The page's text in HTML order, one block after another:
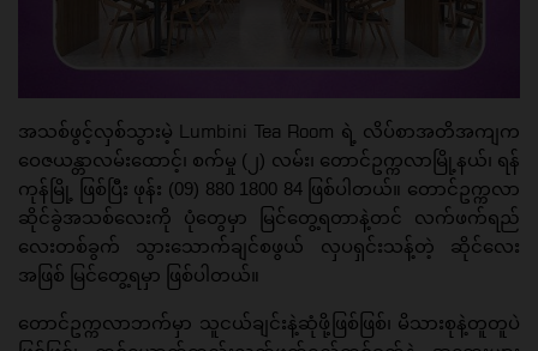
အသစ်ဖွင့်လှစ်သွားမဲ့ Lumbini Tea Room ရဲ့ လိပ်စာအတိအကျက
ဝေဇယန္တာလမ်းထောင့်၊ စက်မှု (၂) လမ်း၊ တောင်ဥက္ကလာမြို့နယ်၊ ရန်
ကုန်မြို့ ဖြစ်ပြီး ဖုန်း (09) 880 1800 84 ဖြစ်ပါတယ်။ တောင်ဥက္ကလာ
ဆိုင်ခွဲအသစ်လေးကို ပုံတွေမှာ မြင်တွေ့ရတာနဲ့တင် လက်ဖက်ရည်
လေးတစ်ခွက် သွားသောက်ချင်စဖွယ် လှပရှင်းသန့်တဲ့ ဆိုင်လေး
အဖြစ် မြင်တွေ့ရမှာ ဖြစ်ပါတယ်။
တောင်ဥက္ကလာဘက်မှာ သူငယ်ချင်းနဲ့ဆုံဖို့ဖြစ်ဖြစ်၊ မိသားစုနဲ့တူတူပဲ